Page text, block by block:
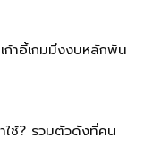
ก้าอี้เกมมิ่งงบหลักพัน
ช้? รวมตัวดังที่คน